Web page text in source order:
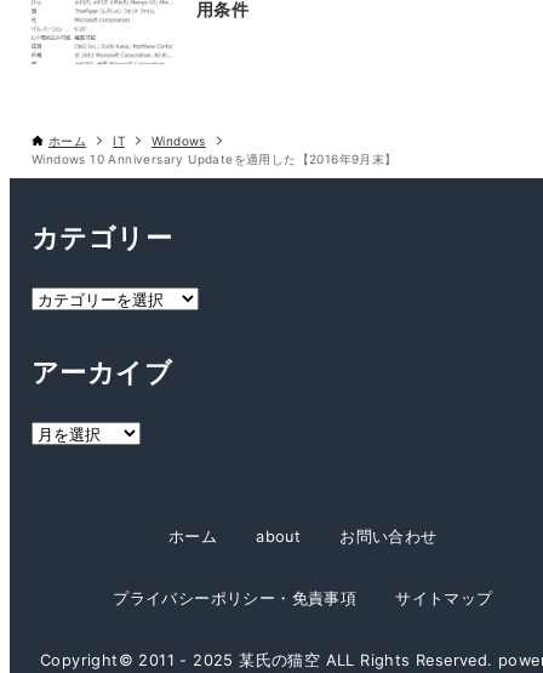
用条件
ホーム IT
Windows
Windows 10 Anniversary Updateを適用した【2016年9月末】
カテゴリー
カ
リ
アーカイブ
ア
ホーム about お問い合わせ
プライバシーポリシー・免責事項 サイトマップ
Copyright© 2011 - 2025 某氏の猫空 ALL Rights Reserved.